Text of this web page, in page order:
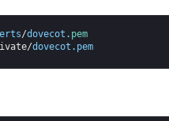
/dovecot . pem
/dovecot . pem